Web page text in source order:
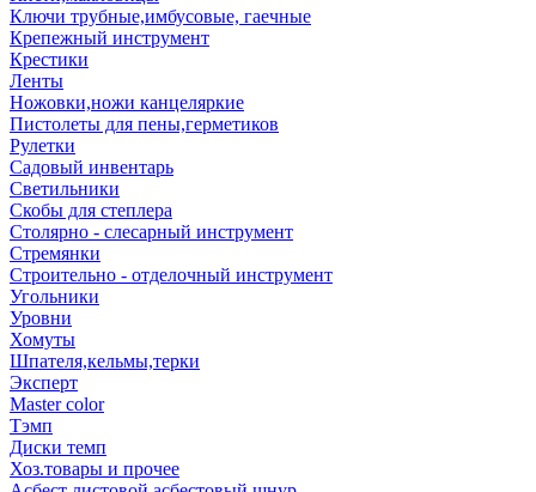
Ключи трубные,имбусовые, гаечные
Крепежный инструмент
Крестики
Ленты
Ножовки,ножи канцеляркие
Пистолеты для пены,герметиков
Рулетки
Садовый инвентарь
Светильники
Скобы для степлера
Столярно - слесарный инструмент
Стремянки
Строительно - отделочный инструмент
Угольники
Уровни
Хомуты
Шпателя,кельмы,терки
Эксперт
Master color
Тэмп
Диски темп
Хоз.товары и прочее